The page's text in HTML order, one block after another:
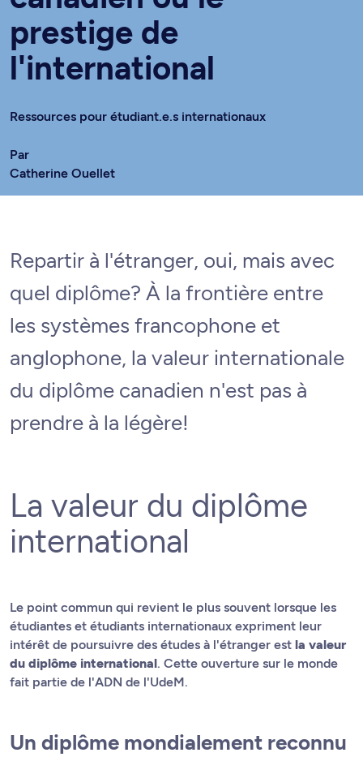
prestige de
l'international
Ressources pour étudiant.e.s internationaux
Par
Catherine Ouellet
Repartir à l'étranger, oui, mais avec
quel diplôme? À la frontière entre
les systèmes francophone et
anglophone, la valeur internationale
du diplôme canadien n'est pas à
prendre à la légère!
La valeur du diplôme
international
Le point commun qui revient le plus souvent lorsque les
étudiantes et étudiants internationaux expriment leur
intérêt de poursuivre des études à l'étranger est la valeur
du diplôme international. Cette ouverture sur le monde
fait partie de l'ADN de l'UdeM.
Un diplôme mondialement reconnu